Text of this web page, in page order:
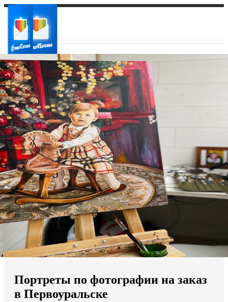
Ваш город:
Ваш регион доставки
Выберите из списка:
Мы доставляем по всему миру
Продолжить без города
Портреты по фотографии на заказ
в Первоуральске